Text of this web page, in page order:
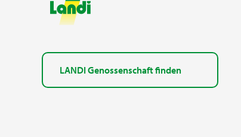
LANDI Genossenschaft finden